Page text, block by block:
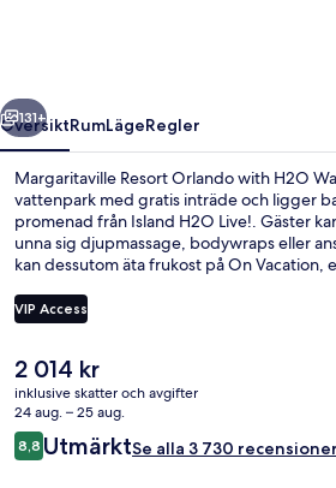
Nästa
131+
ÖversiktRumLägeRegler
Margaritaville Resort Orlando with H2O
vattenpark med gratis inträde och ligger
promenad från Island H2O Live!. Gäster
unna sig djupmassage, bodywraps eller
kan dessutom äta frukost på On Vacation,
en lazy river och en bar vid poolen.
om poolen och de sköna sängarna.
VIP Access
Det
nuvarande
priset
är
2 014 kr
2 014 kr
inklusive skatter och avgifter
24 aug. – 25 aug.
Recensioner
8,88,8 av 10,
UtmärktSe alla 3 730 recensioner